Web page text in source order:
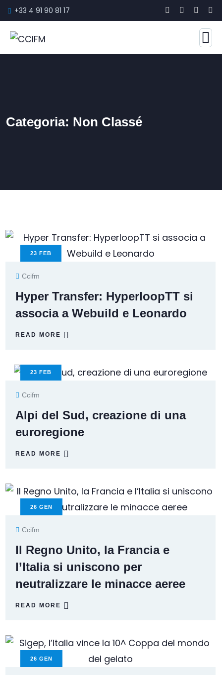
+33 4 91 90 81 17
Categoria: Non Classé
23 FEB
Ccifm
Hyper Transfer: HyperloopTT si
associa a Webuild e Leonardo
READ MORE
23 FEB
Ccifm
Alpi del Sud, creazione di una
euroregione
READ MORE
26 GEN
Ccifm
Il Regno Unito, la Francia e
l’Italia si uniscono per
neutralizzare le minacce aeree
READ MORE
26 GEN